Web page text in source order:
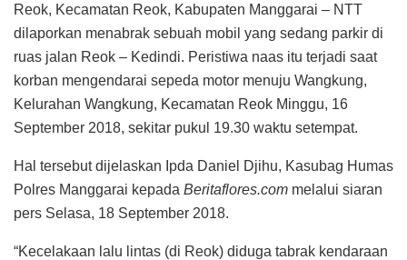
Reok, Kecamatan Reok, Kabupaten Manggarai – NTT
dilaporkan menabrak sebuah mobil yang sedang parkir di
ruas jalan Reok – Kedindi. Peristiwa naas itu terjadi saat
korban mengendarai sepeda motor menuju Wangkung,
Kelurahan Wangkung, Kecamatan Reok Minggu, 16
September 2018, sekitar pukul 19.30 waktu setempat.
Hal tersebut dijelaskan Ipda Daniel Djihu, Kasubag Humas
Polres Manggarai kepada Beritaflores.com melalui siaran
pers Selasa, 18 September 2018.
“Kecelakaan lalu lintas (di Reok) diduga tabrak kendaraan